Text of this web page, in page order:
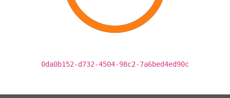
0da0b152-d732-4504-98c2-7a6bed4ed90c